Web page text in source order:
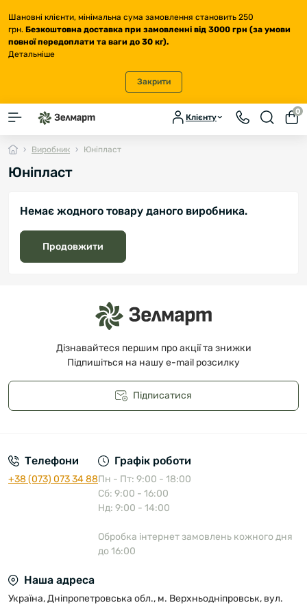
Шановні клієнти, мінімальна сума замовлення становить 250
грн. Безкоштовна доставка при замовленні від 3000 грн (за умови
повної передоплати та ваги до 30 кг).
Детальніше
Закрити
Клієнту
0
Виробник Юніпласт
Юніпласт
Немає жодного товару даного виробника.
Продовжити
Дізнавайтеся першим про акції та знижки
Підпишіться на нашу e-mail розсилку
Підписатися
Телефони
+38 (073) 073 34 88
Графік роботи
Пн - Пт: 9:00 - 18:00
Сб: 9:00 - 16:00
Нд: 9:00 - 14:00
Обробка інтернет замовлень кожного дня
до 16:00
Наша адреса
Україна, Дніпропетровська обл., м. Верхньодніпровськ, вул.